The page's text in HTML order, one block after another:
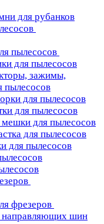
для рубанков
пылесосов
для пылесосов
зажимы,
пылесосов
для пылесосов
для пылесосов
для пылесосов
для пылесосов
для пылесосов
фрезеров
направляющих шин